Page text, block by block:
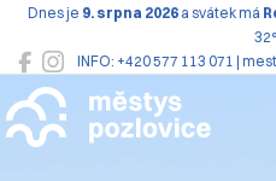
INFO: +420 577 113 071 |
Dnes je 9. srpna 2026 a svátek má
Pozlovice